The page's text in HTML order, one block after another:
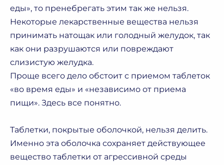
еды», то пренебрегать этим так же нельзя.
Некоторые лекарственные вещества нельзя
принимать натощак или голодный желудок, так
как они разрушаются или повреждают
слизистую желудка.
Проще всего дело обстоит с приемом таблеток
«во время еды» и «независимо от приема
пищи». Здесь все понятно.
Таблетки, покрытые оболочкой, нельзя делить.
Именно эта оболочка сохраняет действующее
вещество таблетки от агрессивной среды